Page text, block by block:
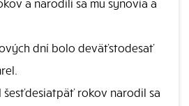
a narodili sa mu synovia a
dní bolo deväťstodesať
šesťdesiatpäť rokov narodil sa